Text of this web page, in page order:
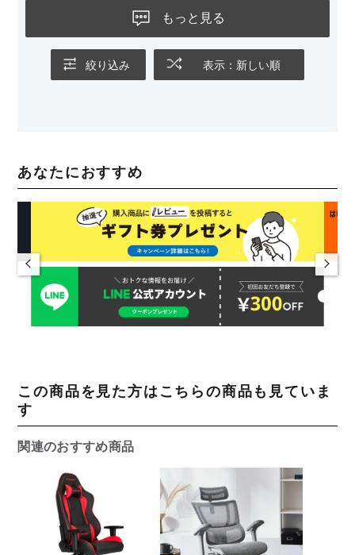
もっと見る
絞り込み 表示：新しい順
あなたにおすすめ
この商品を見た方はこちらの商品も見ていま
す
関連のおすすめ商品